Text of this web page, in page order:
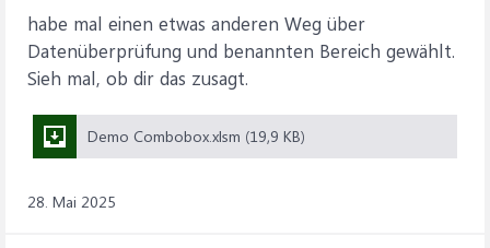
habe mal einen etwas anderen Weg über
Datenüberprüfung und benannten Bereich gewählt.
Sieh mal, ob dir das zusagt.
Demo Combobox.xlsm (19,9 KB)
28. Mai 2025